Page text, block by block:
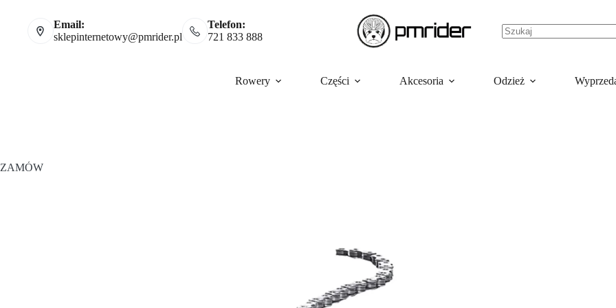
Email:
sklepinternetowy@pmrider.pl
Telefon:
721 833 888
Rowery Części Akcesoria Odzież
ZAMÓW